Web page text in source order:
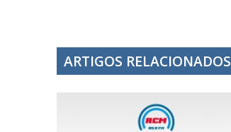
ARTIGOS RELACIONADOS